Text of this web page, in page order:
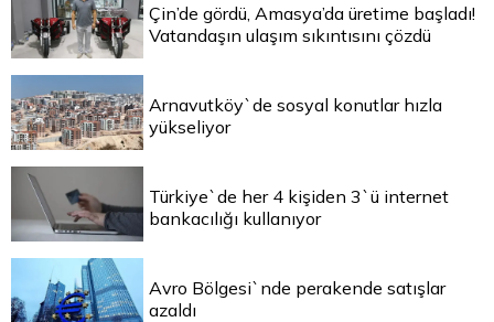
Çin’de gördü, Amasya’da üretime başladı!
Vatandaşın ulaşım sıkıntısını çözdü
Arnavutköy`de sosyal konutlar hızla
yükseliyor
Türkiye`de her 4 kişiden 3`ü internet
bankacılığı kullanıyor
Avro Bölgesi`nde perakende satışlar
azaldı